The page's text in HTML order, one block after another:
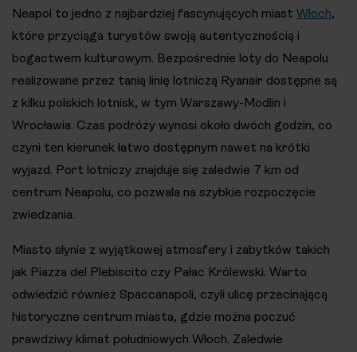
Neapol to jedno z najbardziej fascynujących miast Włoch,
które przyciąga turystów swoją autentycznością i
bogactwem kulturowym. Bezpośrednie loty do Neapolu
realizowane przez tanią linię lotniczą Ryanair dostępne są
z kilku polskich lotnisk, w tym Warszawy-Modlin i
Wrocławia. Czas podróży wynosi około dwóch godzin, co
czyni ten kierunek łatwo dostępnym nawet na krótki
wyjazd. Port lotniczy znajduje się zaledwie 7 km od
centrum Neapolu, co pozwala na szybkie rozpoczęcie
zwiedzania.
Miasto słynie z wyjątkowej atmosfery i zabytków takich
jak Piazza del Plebiscito czy Pałac Królewski. Warto
odwiedzić również Spaccanapoli, czyli ulicę przecinającą
historyczne centrum miasta, gdzie można poczuć
prawdziwy klimat południowych Włoch. Zaledwie